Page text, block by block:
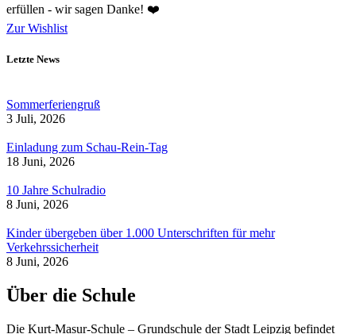
erfüllen - wir sagen Danke! ❤️
Zur Wishlist
Letzte News
Sommerferiengruß
3 Juli, 2026
Einladung zum Schau-Rein-Tag
18 Juni, 2026
10 Jahre Schulradio
8 Juni, 2026
Kinder übergeben über 1.000 Unterschriften für mehr
Verkehrssicherheit
8 Juni, 2026
Über die Schule
Die Kurt-Masur-Schule – Grundschule der Stadt Leipzig befindet